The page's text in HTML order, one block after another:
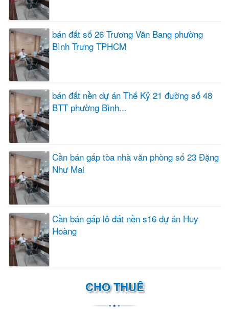
bán đất số 26 Trương Văn Bang phường
Bình Trưng TPHCM
bán đất nền dự án Thế Kỷ 21 đường số 48
BTT phường Bình...
Cần bán gấp tòa nhà văn phòng số 23 Đặng
Như Mai
Cần bán gấp lô đất nền s16 dự án Huy
Hoàng
CHO THUÊ